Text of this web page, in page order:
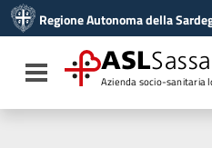
Vai al menu di navigazione
Vai al footer
Regione Autonoma della
Toggle navigation
ASL
Azienda socio-sanitaria